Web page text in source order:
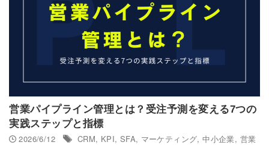
営業パイプライン管理とは？受注予測を変える7つの
実践ステップと指標
2026/6/12
CRM, KPI, SFA, マーケティング,中小企業, 営業